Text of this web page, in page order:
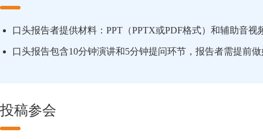
口头报告者提供材料：PPT（PPTX或PDF格式）和辅助音视
口头报告包含10分钟演讲和5分钟提问环节，报告者需提前
投稿参会